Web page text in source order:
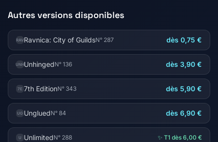
Autres versions disponibles
RAVRavnica: City of GuildsN° 287 dès 0,75 €
UNHUnhingedN° 136 dès 3,90 €
7E 7th EditionN° 343 dès 5,90 €
UG UngluedN° 84 dès 6,90 €
U UnlimitedN° 288 ✨ T1 dès 6,00 €